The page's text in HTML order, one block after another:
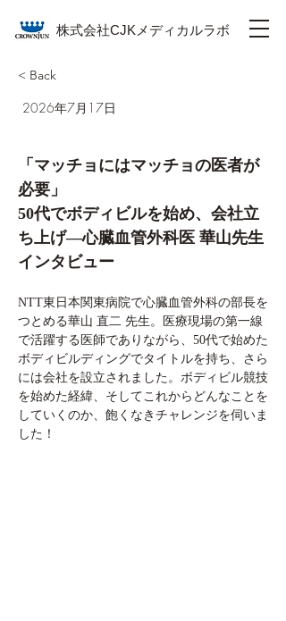
株式会社CJKメディカルラボ
< Back
2026年7月17日
「マッチョにはマッチョの医者が
必要」
50代でボディビルを始め、会社立
ち上げ―心臓血管外科医 華山先生
インタビュー
NTT東日本関東病院で心臓血管外科の部長を
つとめる華山 直二 先生。医療現場の第一線
で活躍する医師でありながら、50代で始めた
ボディビルディングでタイトルを持ち、さら
には会社を設立されました。ボディビル競技
を始めた経緯、そしてこれからどんなことを
していくのか、飽くなきチャレンジを伺いま
した！